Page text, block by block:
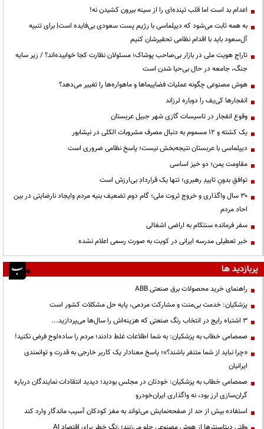
اعدام بد است اما قلب تپنده‌ای را از سینه بیرون کشیدن نه!
به همه ثابت می‌شود که دیپلماسی با رژیم پست سعودی بی‌فایده است| برای تنبیه
آل‌سعود باید با اقدام نظامی تحقیرشان کنیم
تاراج هویت ملی در بازار بی‌صاحب پوشاک؛ مسئولان نظارت کجا خوابیده‌اند؟ / زیر سایه
جنگ، جامعه در حال بی‌حیا شدن است
هوش مصنوعی چگونه عملیات فضاپیماها و ماهواره‌ها را تغییر می‌دهد؟
انفجارها کی‌یف را دوباره لرزاند
وقوع انفجار در تاسیسات گازی شهر جبیل عربستان
یک کشته و ۱۲ مسموم به دنبال مصرف مشروبات الکلی در نیشابور
دیپلماسی با عربستان نتیجه‌بخش نیست؛ پاسخ نظامی ضروری است
مقاومت یمن؛ دو خیز اساسی
توافقِ بدونِ تاییدِ رهبری؛ تنها یک قراردادِ بی‌ارزش است
۳۰ سال واگذاری و خروج ثروت ملی؛ گام دوم تضعیف بنیه مردم وایجاد نارضایتی در بین
احاد مردم
سفر فرمانده سنتکام به اراضی اشغالی
خبر تعطیلی مدرسه ایرانی در کویت به صورت رسمی اعلام نشده
پربازدید ها
راهنمای خرید محصولات برق صنعتی ABB
پزشکیان: خدمت بی‌منت و مشارکت مردمی، پایه حل مشکلات کشور است
3 اشتباه رایج در انتخاب رنگ صنعتی که هزینه‌اش را سال‌ها می‌پردازید...
صمصامی خطاب به پزشکیان: به شما اطلاعات غلط دادند؛ مردم را ساده‌لوح فرض نکنید!
«چرا نباید از شما متنفر باشند؟»؛ پاسخ معنادار یک کاربر خارجی به قدرت و توانمندی
ایرانیان
صمصامی خطاب به پزشکیان: خودتان در مجلس بودید؛ دیدید انتقادات نمایندگان درباره
گران‌سازی ارز بود، نه واگذاری ایران‌خودرو
استفاده بیش از حد از صفحه‌نمایش می‌تواند به مغز کودکان آسیب ماندگار وارد کند